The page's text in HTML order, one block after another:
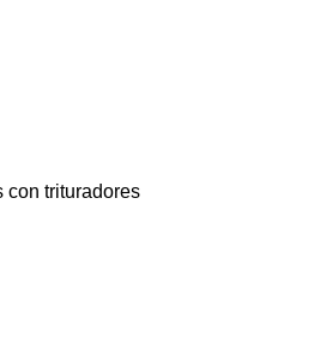
con trituradores